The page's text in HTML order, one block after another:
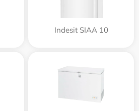
Indesit SIAA 10